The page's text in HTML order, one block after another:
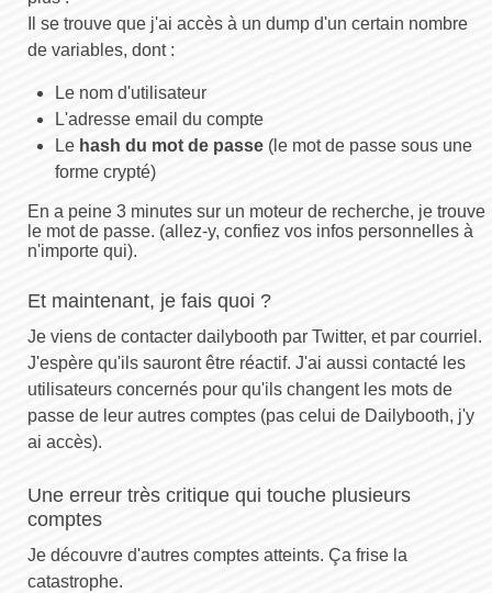
Il se trouve que j'ai accès à un dump d'un certain nombre
de variables, dont :
Le nom d'utilisateur
L'adresse email du compte
Le hash du mot de passe (le mot de passe sous une
forme crypté)
En a peine 3 minutes sur un moteur de recherche, je trouve
le mot de passe. (allez-y, confiez vos infos personnelles à
n'importe qui).
Et maintenant, je fais quoi ?
Je viens de contacter dailybooth par Twitter, et par courriel.
J'espère qu'ils sauront être réactif. J'ai aussi contacté les
utilisateurs concernés pour qu'ils changent les mots de
passe de leur autres comptes (pas celui de Dailybooth, j'y
ai accès).
Une erreur très critique qui touche plusieurs
comptes
Je découvre d'autres comptes atteints. Ça frise la
catastrophe.